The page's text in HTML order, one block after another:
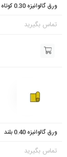
ورق گالوانیزه 0.30 کوتاه
تماس بگیرید
ورق گالوانیزه 0.40 بلند
تماس بگیرید